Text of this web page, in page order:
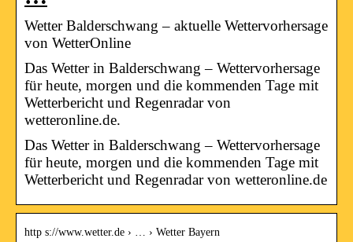
Wetter Balderschwang – aktuelle Wettervorhersage
von WetterOnline
Das Wetter in Balderschwang – Wettervorhersage
für heute, morgen und die kommenden Tage mit
Wetterbericht und Regenradar von
wetteronline.de.
Das Wetter in Balderschwang – Wettervorhersage
für heute, morgen und die kommenden Tage mit
Wetterbericht und Regenradar von wetteronline.de
http s://www.wetter.de › … › Wetter Bayern